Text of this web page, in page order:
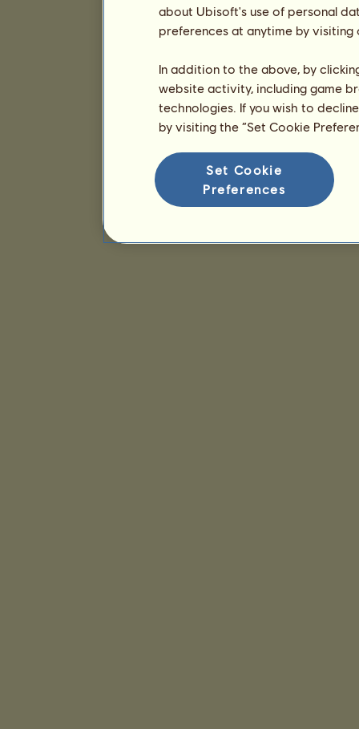
about Ubisoft's use of personal
preferences at anytime by
In addition to the above, by
website activity, including game
technologies. If you wish to
by visiting the “Set Cookie
Set Cookie
Preferences